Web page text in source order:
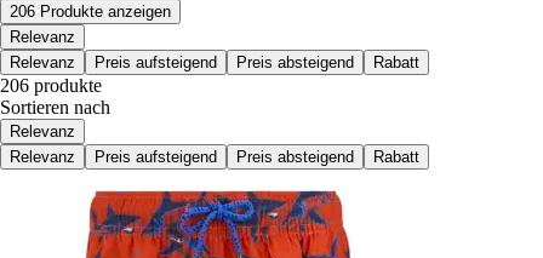
206 Produkte anzeigen
Relevanz
Relevanz
Preis aufsteigend Preis absteigend Rabatt
206 produkte
Sortieren nach
Relevanz
Relevanz
Preis aufsteigend Preis absteigend Rabatt